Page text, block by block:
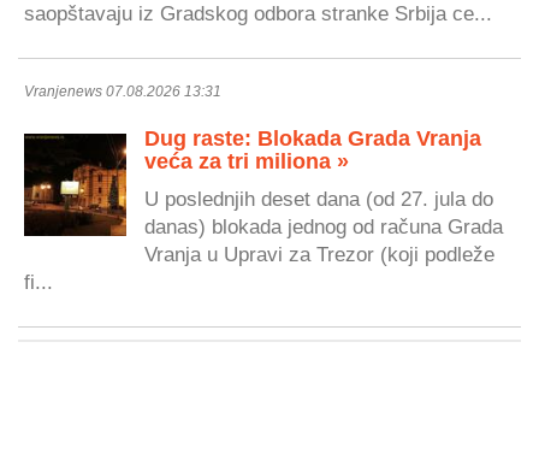
saopštavaju iz Gradskog odbora stranke Srbija ce...
Vranjenews 07.08.2026 13:31
Dug raste: Blokada Grada Vranja
veća za tri miliona »
U poslednjih deset dana (od 27. jula do
danas) blokada jednog od računa Grada
Vranja u Upravi za Trezor (koji podleže
fi...